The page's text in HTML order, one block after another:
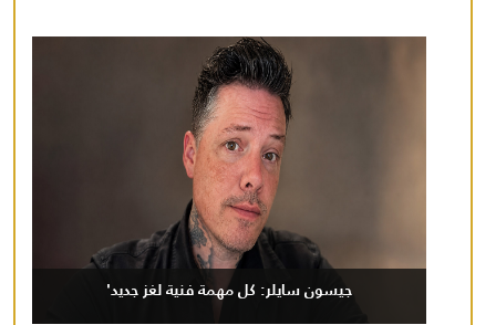
جيسون سايلر: كل مهمة فنية لغز جديد'